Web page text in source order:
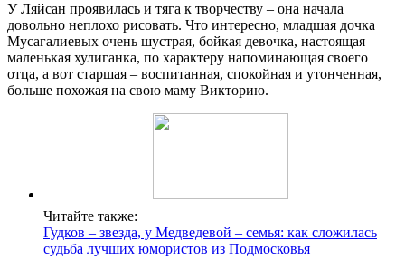
У Ляйсан проявилась и тяга к творчеству – она начала
довольно неплохо рисовать. Что интересно, младшая дочка
Мусагалиевых очень шустрая, бойкая девочка, настоящая
маленькая хулиганка, по характеру напоминающая своего
отца, а вот старшая – воспитанная, спокойная и утонченная,
больше похожая на свою маму Викторию.
Читайте также:
Гудков – звезда, у Медведевой – семья: как сложилась
судьба лучших юмористов из Подмосковья